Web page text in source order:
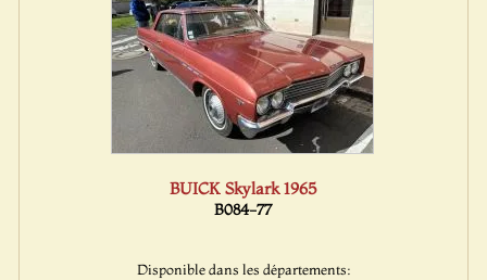
BUICK Skylark 1965
B084-77
Disponible dans les départements: